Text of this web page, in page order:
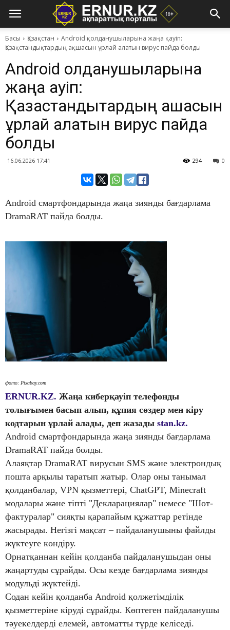
Басы Қазақстан
Android қолданушыларына жаңа қауіп:
Қазақстандықтардың ақшасын ұрлай алатын вирус пайда болды
Android қолданушыларына
жаңа қауіп:
Қазақстандықтардың ақшасын
ұрлай алатын вирус пайда
болды
16.06.2026 17:41 0
294
Android смартфондарында жаңа зиянды бағдарлама
DramaRAT пайда болды.
фото: Pixabay.com
ERNUR.KZ. Жаңа киберқауіп телефонды
толығымен басып алып, құпия сөздер мен кіру
кодтарын ұрлай алады, деп жазады stan.kz.
Android смартфондарында жаңа зиянды бағдарлама
DramaRAT пайда болды.
Алаяқтар DramaRAT вирусын SMS және электрондық
пошта арқылы таратып жатыр. Олар оны танымал
қолданбалар, VPN қызметтері, ChatGPT, Minecraft
модалары және тіпті "Декларациялар" немесе "Шот-
фактуралар" сияқты қарапайым құжаттар ретінде
жасырады. Негізгі мақсат – пайдаланушыны файлды
жүктеуге көндіру.
Орнатқаннан кейін қолданба пайдаланушыдан оны
жаңартуды сұрайды. Осы кезде бағдарлама зиянды
модульді жүктейді.
Содан кейін қолданба Android қолжетімділік
қызметтеріне кіруді сұрайды. Көптеген пайдаланушы
тәуекелдерді елемей, автоматты түрде келіседі.